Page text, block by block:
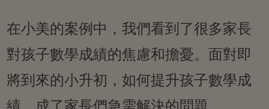
在小美的案例中，我們看到了很多家長
對孩子數學成績的焦慮和擔憂。面對即
將到來的小升初，如何提升孩子數學成
績，成了家長們急需解決的問題。